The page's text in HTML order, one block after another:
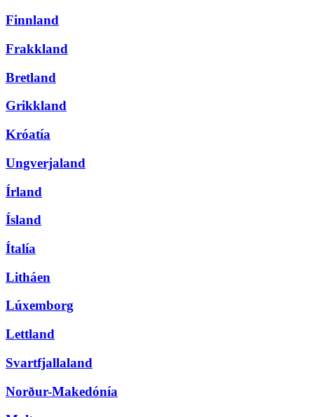
Finnland
Frakkland
Bretland
Grikkland
Króatía
Ungverjaland
Írland
Ísland
Ítalía
Litháen
Lúxemborg
Lettland
Svartfjallaland
Norður-Makedónía